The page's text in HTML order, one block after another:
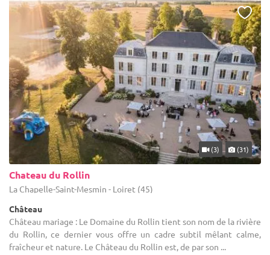
(3) (31)
Chateau du Rollin
La Chapelle-Saint-Mesmin - Loiret (45)
Château
Château mariage : Le Domaine du Rollin tient son nom de la rivière
du Rollin, ce dernier vous offre un cadre subtil mêlant calme,
fraîcheur et nature. Le Château du Rollin est, de par son ...